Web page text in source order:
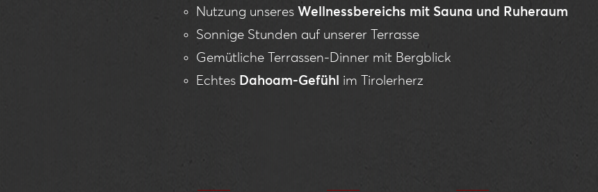
Nutzung unseres Wellnessbereichs mit Sauna und Ruheraum
Sonnige Stunden auf unserer Terrasse
Gemütliche Terrassen-Dinner mit Bergblick
Echtes Dahoam-Gefühl im Tirolerherz